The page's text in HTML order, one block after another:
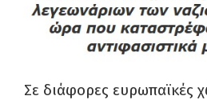
Σε διάφορες ευρωπαϊκές